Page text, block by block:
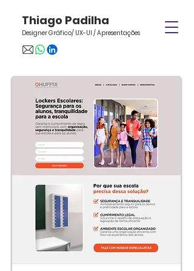
Thiago Padilha
Designer Gráfico/ UX-UI / Apresentações